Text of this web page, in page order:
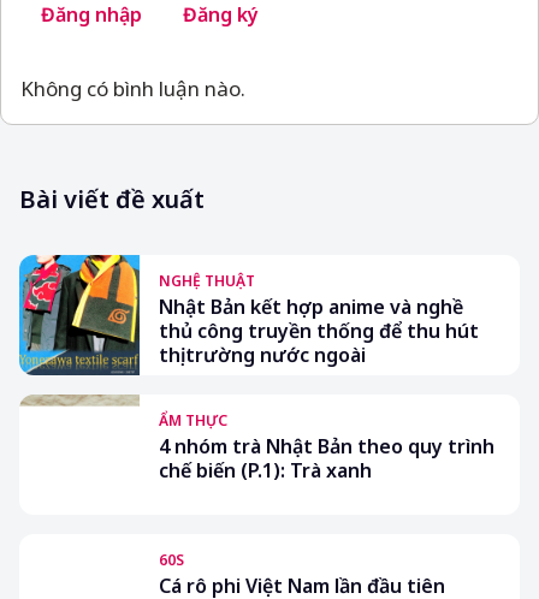
Đăng nhập Đăng ký
Không có bình luận nào.
Bài viết đề xuất
NGHỆ THUẬT
Nhật Bản kết hợp anime và nghề
thủ công truyền thống để thu hút
thị trường nước ngoài
ẨM THỰC
4 nhóm trà Nhật Bản theo quy trình
chế biến (P.1): Trà xanh
60S
Cá rô phi Việt Nam lần đầu tiên